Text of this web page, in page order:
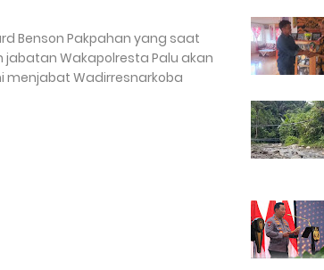
Benson Pakpahan yang saat
jabatan Wakapolresta Palu akan
menjabat Wadirresnarkoba